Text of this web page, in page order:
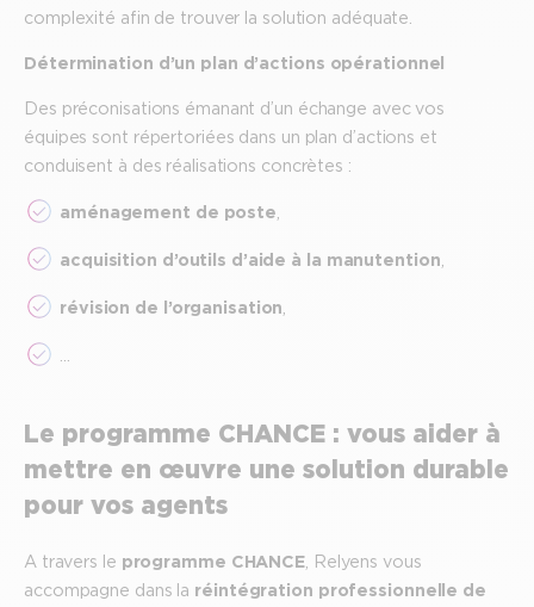
complexité afin de trouver la solution adéquate.
Détermination d’un plan d’actions opérationnel
Des préconisations émanant d’un échange avec vos
équipes sont répertoriées dans un plan d’actions et
conduisent à des réalisations concrètes :
aménagement de poste
acquisition d’outils d’aide à la manutention
révision de l’organisation
Le programme CHANCE : vous aider à
mettre en œuvre une solution durable
pour vos agents
A travers le programme CHANCE , Relyens vous
accompagne dans la réintégration professionnelle de